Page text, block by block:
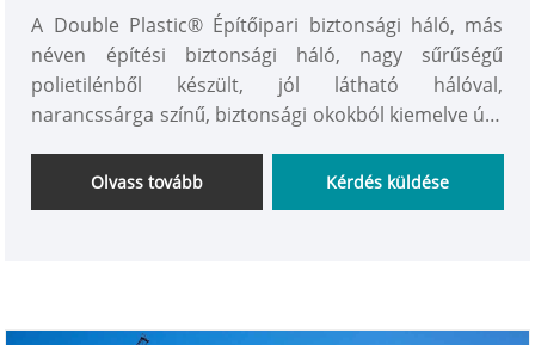
A Double Plastic® Építőipari biztonsági háló, más
néven építési biztonsági háló, nagy sűrűségű
polietilénből készült, jól látható hálóval,
narancssárga színű, biztonsági okokból kiemelve út-,
hogy felhívják a gyalogosok és a járművezetők
figyelmét a közlekedési balesetek, az úttorlódások és
Olvass tovább Kérdés küldése